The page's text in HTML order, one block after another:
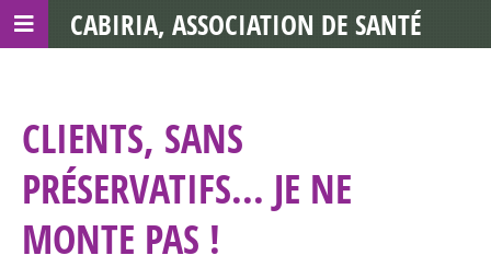
CLIENTS, SANS
PRÉSERVATIFS... JE NE
MONTE PAS !
CABIRIA, ASSOCIATION DE SANTÉ